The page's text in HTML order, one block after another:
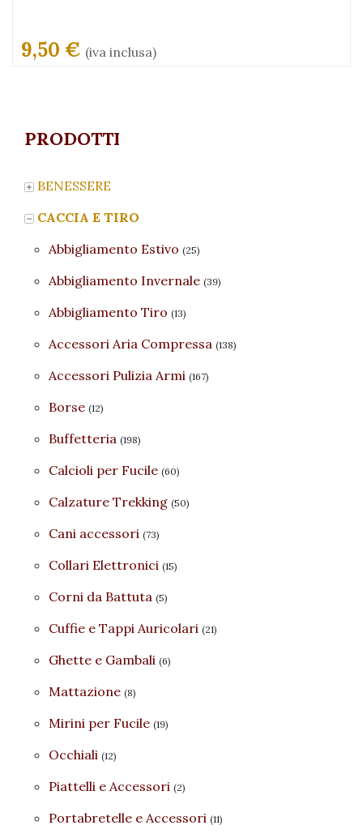
9,50 € (iva inclusa)
PRODOTTI
BENESSERE
CACCIA E TIRO
Abbigliamento Estivo (25)
Abbigliamento Invernale (39)
Abbigliamento Tiro (13)
Accessori Aria Compressa (138)
Accessori Pulizia Armi (167)
Borse (12)
Buffetteria (198)
Calcioli per Fucile (60)
Calzature Trekking (50)
Cani accessori (73)
Collari Elettronici (15)
Corni da Battuta (5)
Cuffie e Tappi Auricolari (21)
Ghette e Gambali (6)
Mattazione (8)
Mirini per Fucile (19)
Occhiali (12)
Piattelli e Accessori (2)
Portabretelle e Accessori (11)